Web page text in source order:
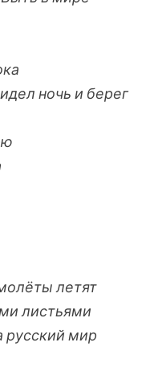
ночь и берег
летят
листьями
русский мир